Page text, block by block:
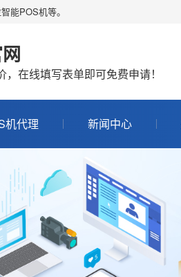
能POS机等。
在线填写表单即可免费申请！
机代理 新闻中心